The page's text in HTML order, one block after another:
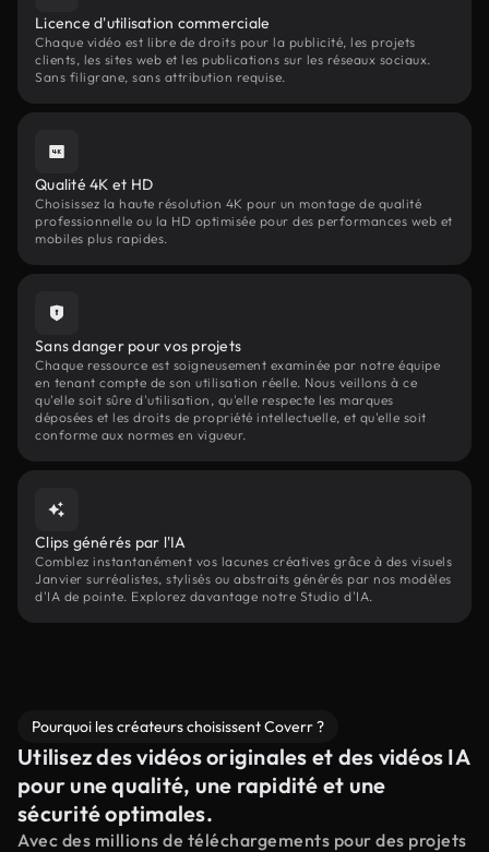
Licence d'utilisation commerciale
Chaque vidéo est libre de droits pour la publicité, les projets
clients, les sites web et les publications sur les réseaux sociaux.
Sans filigrane, sans attribution requise.
Qualité 4K et HD
Choisissez la haute résolution 4K pour un montage de qualité
professionnelle ou la HD optimisée pour des performances web et
mobiles plus rapides.
Sans danger pour vos projets
Chaque ressource est soigneusement examinée par notre équipe
en tenant compte de son utilisation réelle. Nous veillons à ce
qu'elle soit sûre d'utilisation, qu'elle respecte les marques
déposées et les droits de propriété intellectuelle, et qu'elle soit
conforme aux normes en vigueur.
Clips générés par l'IA
Comblez instantanément vos lacunes créatives grâce à des visuels
Janvier surréalistes, stylisés ou abstraits générés par nos modèles
d'IA de pointe. Explorez davantage notre Studio d'IA.
Pourquoi les créateurs choisissent Coverr ?
Utilisez des vidéos originales et des vidéos IA
pour une qualité, une rapidité et une
sécurité optimales.
Avec des millions de téléchargements pour des projets